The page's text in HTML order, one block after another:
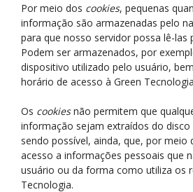
Por meio dos cookies, pequenas
informação são armazenadas pelo
para que nosso servidor possa lê-las
Podem ser armazenados, por
dispositivo utilizado pelo usuário,
horário de acesso à Green
Os cookiesnão permitem que
informação sejam extraídos do
sendo possível, ainda, que, por meio
acesso a informações pessoais que
usuário ou da forma como utiliza os
Tecnologia.